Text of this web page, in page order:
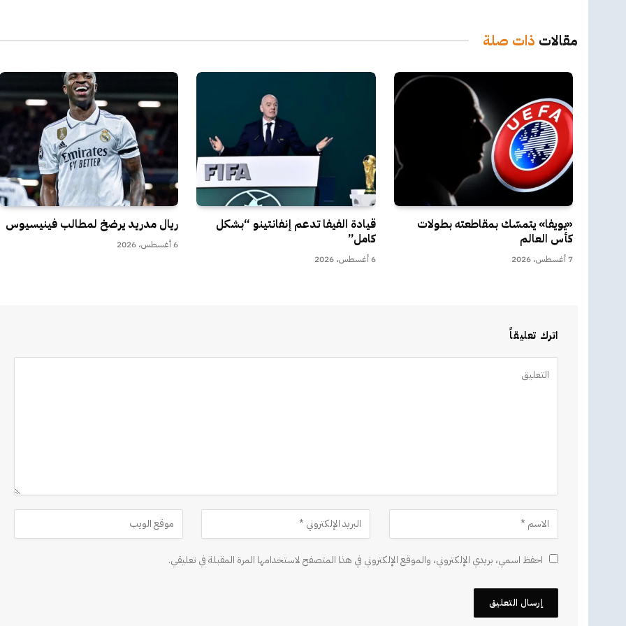
مقالات ذات صلة
«يويفا» يتمسّك بمقاطعته بطولات
كأس العالم
7 أغسطس، 2026
قيادة الفيفا تدعم إنفانتينو “بشكل
كامل”
6 أغسطس، 2026
ريال مدريد يرضخ لمطالب فينيسيوس
6 أغسطس، 2026
اترك تعليقاً
احفظ اسمي، بريدي الإلكتروني، والموقع الإلكتروني في هذا المتصفح لاستخدامها المرة المقبلة في تعليقي.